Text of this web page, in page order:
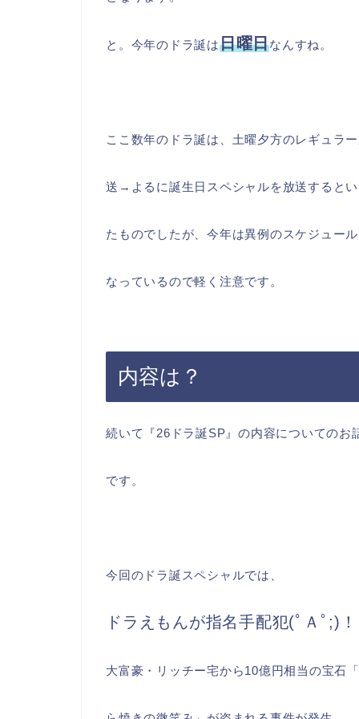
と。今年のドラ誕は日曜日なんすね。
ここ数年のドラ誕は、土曜夕方のレギュラ
送→よるに誕生日スペシャルを放送するとい
たものでしたが、今年は異例のスケジュール
なっているので軽く注意です。
内容は？
続いて『26ドラ誕SP』の内容についてのお
です。
今回のドラ誕スペシャルでは、
ドラえもんが指名手配犯(ﾟＡﾟ;)！
大富豪・リッチー宅から10億円相当の宝石